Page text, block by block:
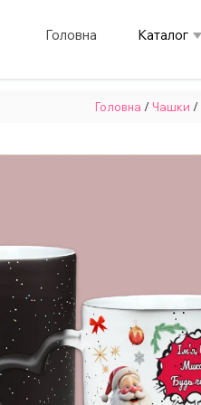
Головна Каталог
Головна / Чашки /